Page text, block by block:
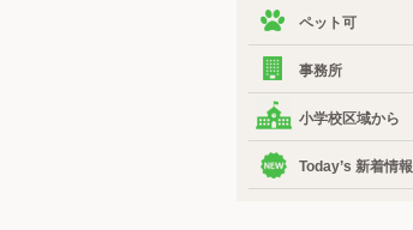
ペット可
事務所
小学校区域から
Today’s 新着情報